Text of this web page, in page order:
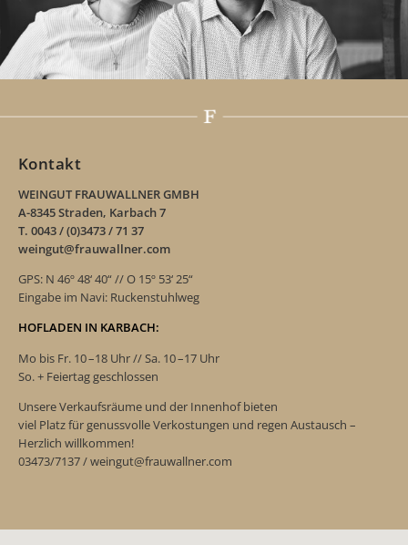
Kontakt
WEINGUT FRAUWALLNER GMBH
A-8345 Straden, Karbach 7
T. 0043 / (0)3473 / 71 37
weingut@frauwallner.com
GPS: N 46º 48‘ 40“ // O 15º 53‘ 25“
Eingabe im Navi: Ruckenstuhlweg
HOFLADEN IN KARBACH:
Mo bis Fr. 10 –18 Uhr // Sa. 10 –17 Uhr
So. + Feiertag geschlossen
Unsere Verkaufsräume und der Innenhof bieten
viel Platz für genussvolle Verkostungen und regen Austausch –
Herzlich willkommen!
03473/7137 / weingut@frauwallner.com